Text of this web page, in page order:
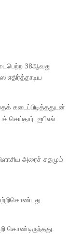
38ஆவது
எதிர்த்தாடிய
கடைப்பிடித்ததுடன்
செய்தார். ஐபிஎல்
அரைச் சதமும்